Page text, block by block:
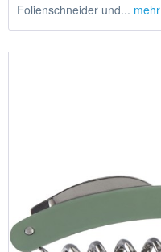
Folienschneider und... mehr